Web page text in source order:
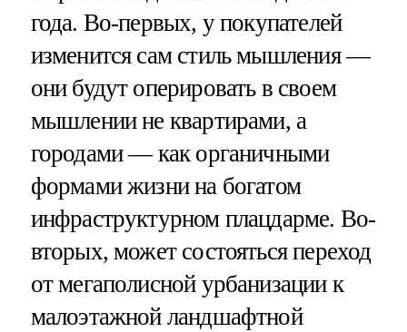
года. Во-первых, у покупателей
изменится сам стиль мышления —
они будут оперировать в своем
мышлении не квартирами, а
городами — как органичными
формами жизни на богатом
инфраструктурном плацдарме. Во-
вторых, может состояться переход
от мегаполисной урбанизации к
малоэтажной ландшафтной